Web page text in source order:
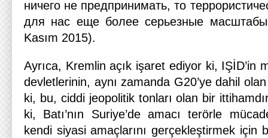
ничего не предпринимать, то
для нас еще более серьезные
Kasım 2015).
Ayrıca, Kremlin açık işaret ediyor ki, IŞİD’in
devletlerinin, aynı zamanda G20’ye dahil
ki, bu, ciddi jeopolitik tonları olan bir
ki, Batı’nın Suriye’de amacı terörle
kendi siyasi amaçlarını gerçekleştirmek için